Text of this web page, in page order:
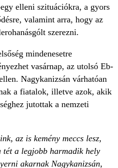
elleni szituációkra, a gyors
valamint arra, hogy az
szerezni.
mindenesetre
vasárnap, az utolsó Eb-
Nagykanizsán várhatóan
a fiatalok, illetve azok, akik
jutottak a nemzeti
az is kemény meccs lesz,
tét a legjobb harmadik hely
akarnak Nagykanizsán,